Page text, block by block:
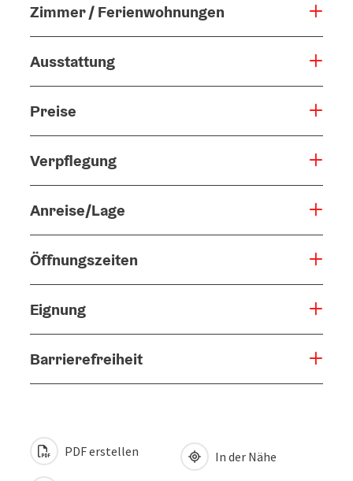
Zimmer / Ferienwohnungen
Ausstattung
Preise
Verpflegung
Anreise/Lage
Öffnungszeiten
Eignung
Barrierefreiheit
PDF erstellen In der Nähe